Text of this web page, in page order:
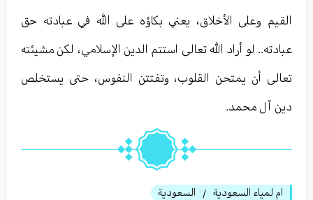
القيم وعلى الأخلاق، يعني بكاؤه على الله في عبادته حق
عبادته.. لو أراد الله تعالى استتم الدين الإسلامي، لكن مشيئته
تعالى أن يمتحن القلوب، وتفتتن النفوس، حتى يستخلص
دين آل محمد.
ام لمياء السعودية / السعودية